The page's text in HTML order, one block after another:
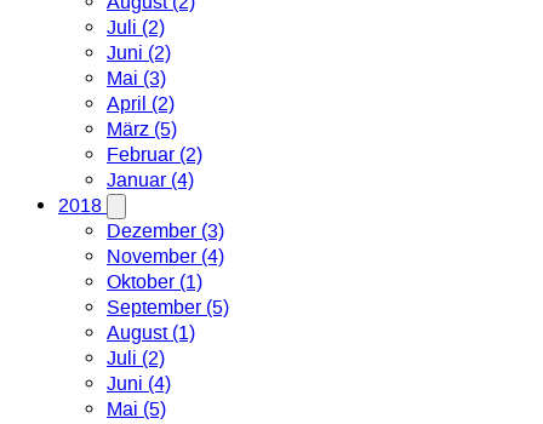
Juli (2)
Juni (2)
Mai (3)
April (2)
März (5)
Februar (2)
Januar (4)
2018
Dezember (3)
November (4)
Oktober (1)
September (5)
August (1)
Juli (2)
Juni (4)
Mai (5)